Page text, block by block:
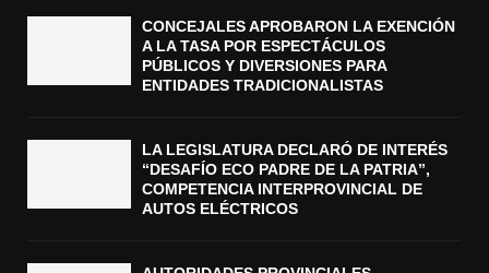
CONCEJALES APROBARON LA EXENCIÓN
A LA TASA POR ESPECTÁCULOS
PÚBLICOS Y DIVERSIONES PARA
ENTIDADES TRADICIONALISTAS
LA LEGISLATURA DECLARÓ DE INTERÉS
“DESAFÍO ECO PADRE DE LA PATRIA”,
COMPETENCIA INTERPROVINCIAL DE
AUTOS ELÉCTRICOS